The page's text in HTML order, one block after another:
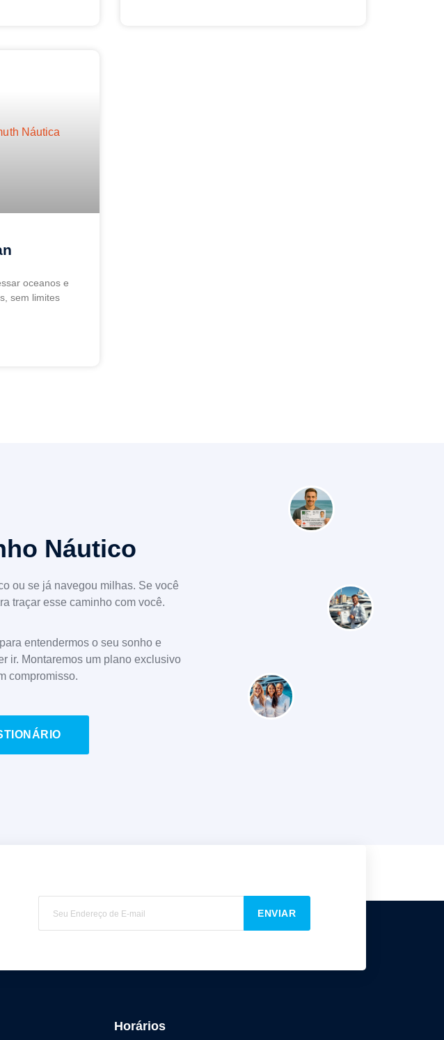
oceanos e
sem limites
Náutico
ou se já navegou milhas. Se você
traçar esse caminho com você.
entendermos o seu sonho e
ir. Montaremos um plano exclusivo
compromisso.
ENVIAR
Horários